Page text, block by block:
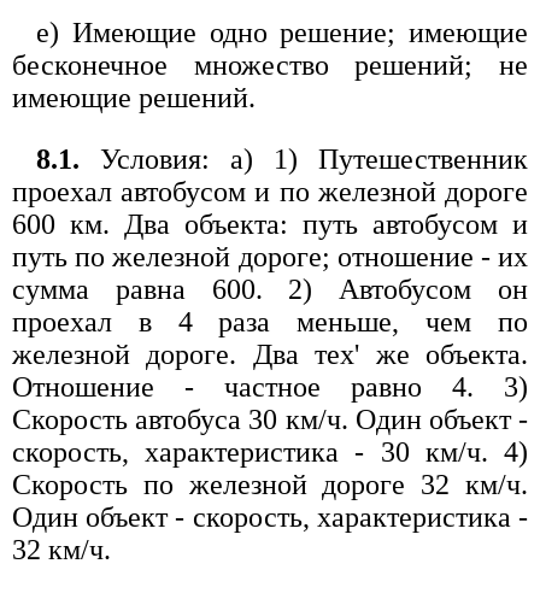
е) Имеющие одно решение; имеющие
бесконечное множество решений; не
имеющие решений.
8.1. Условия: а) 1) Путешественник
проехал автобусом и по железной дороге
600 км. Два объекта: путь автобусом и
путь по железной дороге; отношение - их
сумма равна 600. 2) Автобусом он
проехал в 4 раза меньше, чем по
железной дороге. Два тех' же объекта.
Отношение - частное равно 4. 3)
Скорость автобуса 30 км/ч. Один объект -
скорость, характеристика - 30 км/ч. 4)
Скорость по железной дороге 32 км/ч.
Один объект - скорость, характеристика -
32 км/ч.